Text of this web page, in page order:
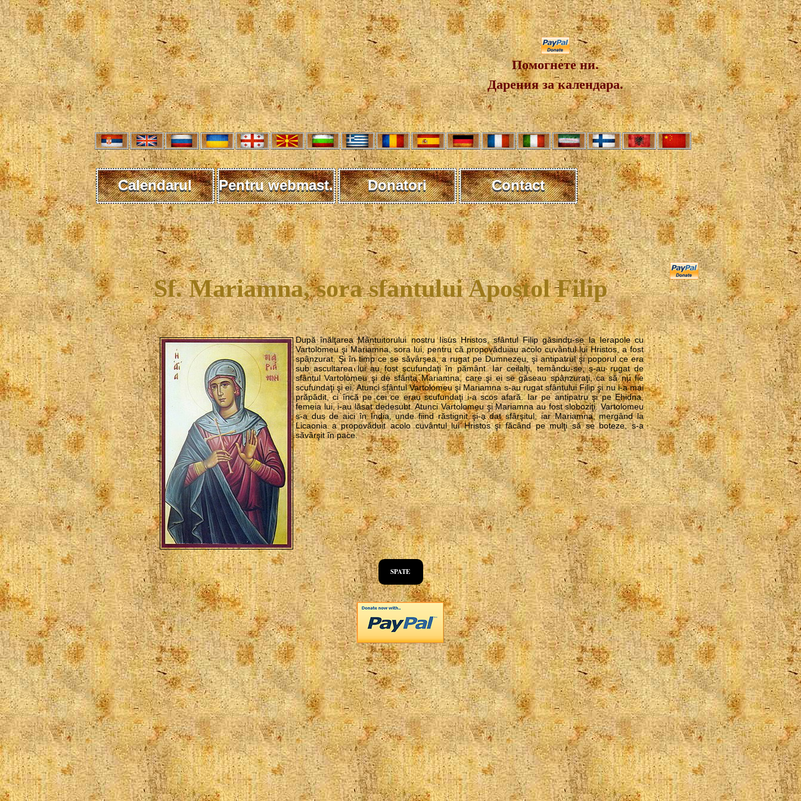
Помогнете ни.
Дарения за календара.
Calendarul Pentru webmast. Donatori Contact
Sf. Mariamna, sora sfantului Apostol Filip
După înălţarea Mântuitorului nostru Iisus Hristos, sfântul Filip găsindu-se la Ierapole cu
Vartolomeu şi Mariamna, sora lui, pentru că propovăduiau acolo cuvântul lui Hristos, a fost
spânzurat. Şi în timp ce se săvârşea, a rugat pe Dumnezeu, şi antipatrul şi poporul ce era
sub ascultarea lui au fost scufundaţi în pământ. Iar ceilalţi, temându-se, s-au rugat de
sfântul Vartolomeu şi de sfânta Mariamna, care şi ei se găseau spânzuraţi, ca să nu fie
scufundaţi şi ei. Atunci sfântul Vartolomeu şi Mariamna s-au rugat sfântului Filip şi nu i-a mai
prăpădit, ci încă pe cei ce erau scufundaţi i-a scos afară. Iar pe antipatru şi pe Ehidna,
femeia lui, i-au lăsat dedesubt. Atunci Vartolomeu şi Mariamna au fost sloboziţi. Vartolomeu
s-a dus de aici în India, unde fiind răstignit şi-a dat sfârşitul; iar Mariamna, mergând la
Licaonia a propovăduit acolo cuvântul lui Hristos şi făcând pe mulţi să se boteze, s-a
săvârşit în pace.
SPATE